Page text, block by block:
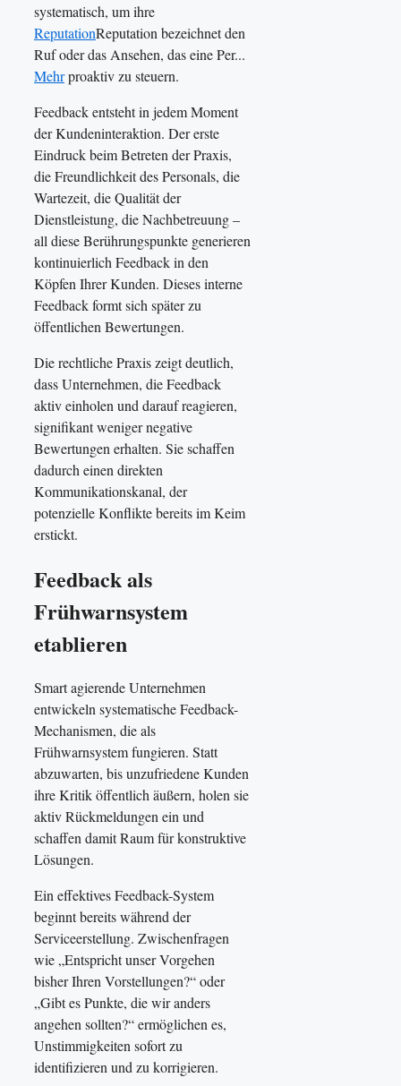
systematisch, um ihre
ReputationReputation bezeichnet den
Ruf oder das Ansehen, das eine Per...
Mehrproaktiv zu steuern.
Feedback entsteht in jedem Moment
der Kundeninteraktion. Der erste
Eindruck beim Betreten der Praxis,
die Freundlichkeit des Personals, die
Wartezeit, die Qualität der
Dienstleistung, die Nachbetreuung –
all diese Berührungspunkte generieren
kontinuierlich Feedback in den
Köpfen Ihrer Kunden. Dieses interne
Feedback formt sich später zu
öffentlichen Bewertungen.
Die rechtliche Praxis zeigt deutlich,
dass Unternehmen, die Feedback
aktiv einholen und darauf reagieren,
signifikant weniger negative
Bewertungen erhalten. Sie schaffen
dadurch einen direkten
Kommunikationskanal, der
potenzielle Konflikte bereits im Keim
erstickt.
Feedback als
Frühwarnsystem
etablieren
Smart agierende Unternehmen
entwickeln systematische Feedback-
Mechanismen, die als
Frühwarnsystem fungieren. Statt
abzuwarten, bis unzufriedene Kunden
ihre Kritik öffentlich äußern, holen sie
aktiv Rückmeldungen ein und
schaffen damit Raum für konstruktive
Lösungen.
Ein effektives Feedback-System
beginnt bereits während der
Serviceerstellung. Zwischenfragen
wie „Entspricht unser Vorgehen
bisher Ihren Vorstellungen?“ oder
„Gibt es Punkte, die wir anders
angehen sollten?“ ermöglichen es,
Unstimmigkeiten sofort zu
identifizieren und zu korrigieren.